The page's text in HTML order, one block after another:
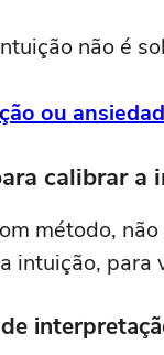
não é
ou
calibrar a
método,
intuição,